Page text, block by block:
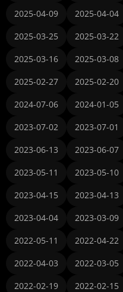
2025-04-09
2025-04-04
2025-03-25
2025-03-22
2025-03-16
2025-03-08
2025-02-27
2025-02-20
2024-07-06
2024-01-05
2023-07-02
2023-07-01
2023-06-13
2023-06-07
2023-05-11
2023-05-10
2023-04-15
2023-04-13
2023-04-04
2023-03-09
2022-05-11
2022-04-22
2022-04-03
2022-03-05
2022-02-19
2022-02-15